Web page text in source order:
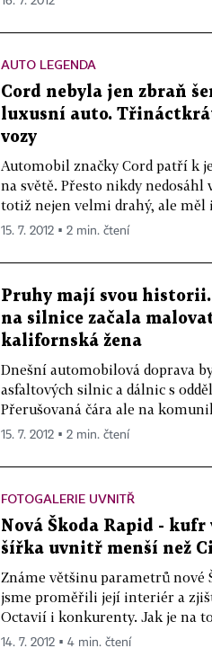
AUTO LEGENDA
Cord nebyla jen zbraň
luxusní auto.
vozy
Automobil značky Cord patří k
na světě. Přesto nikdy nedosáhl
totiž nejen velmi drahý, ale měl
15. 7. 2012 ▪ 2 min. čtení
Pruhy mají svou
na silnice začala
kalifornská žena
Dnešní automobilová doprava
asfaltových silnic a dálnic s
Přerušovaná čára ale na
15. 7. 2012 ▪ 2 min. čtení
FOTOGALERIE UVNITŘ
Nová Škoda Rapid - kufr
šířka uvnitř menší než
Známe většinu parametrů nové
jsme proměřili její interiér a
Octavií i konkurenty. Jak je na
14. 7. 2012 ▪ 4 min. čtení